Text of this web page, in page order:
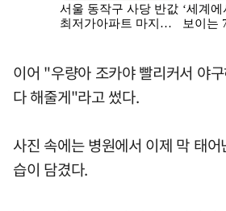
이어 "우량아 조카야 빨리커서 야
다 해줄게"라고 썼다.
사진 속에는 병원에서 이제 막 태
습이 담겼다.